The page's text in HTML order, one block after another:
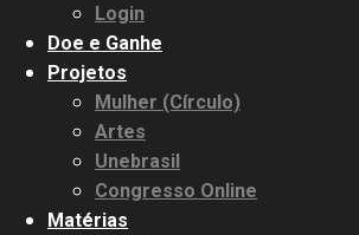
Login
Doe e Ganhe
Projetos
Mulher (Círculo)
Artes
Unebrasil
Congresso Online
Matérias